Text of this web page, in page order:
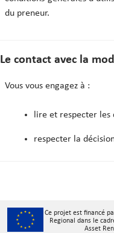
du preneur.
Le contact avec la
Vous vous engagez à :
lire et respecter les
respecter la
Ce projet est financé
Regional dans le
Asset